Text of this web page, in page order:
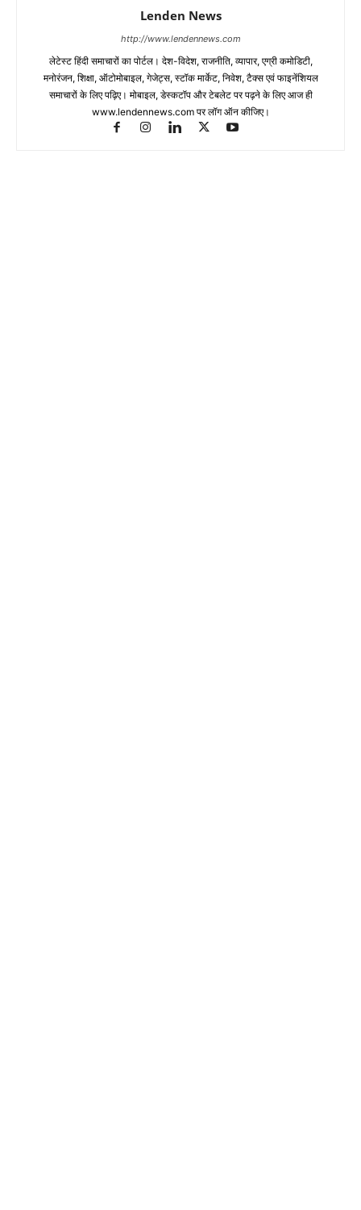
Lenden News
http://www.lendennews.com
लेटेस्ट हिंदी समाचारों का पोर्टल। देश-विदेश, राजनीति, व्यापार, एग्री कमोडिटी,
मनोरंजन, शिक्षा, ऑटोमोबाइल, गेजेट्स, स्टॉक मार्केट, निवेश, टैक्स एवं फाइनेंशियल
समाचारों के लिए पढ़िए। मोबाइल, डेस्कटॉप और टेबलेट पर पढ़ने के लिए आज ही
www.lendennews.com पर लॉग ऑन कीजिए।